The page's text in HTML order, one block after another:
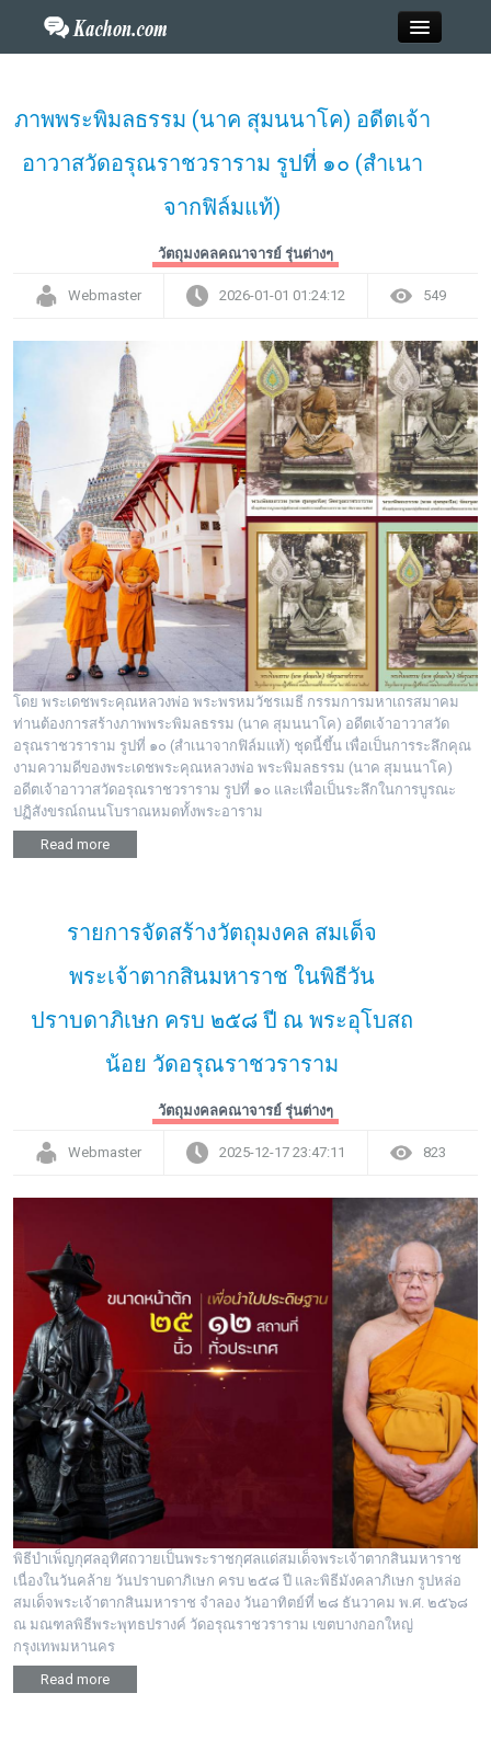
Home
กะฉ่อนพระเครื่อง
ไลฟ์สไตล์
สังคมออนไลน์
พระดอทกะฉ่อน
กะฉ่อนช้อปปิ้ง
ติดต่อ
ภาพพระพิมลธรรม (นาค สุมนนาโค) อดีตเจ้า
อาวาสวัดอรุณราชวราราม รูปที่ ๑๐ (สำเนา
จากฟิล์มแท้)
วัตถุมงคลคณาจารย์ รุ่นต่างๆ
Webmaster 2026-01-01 01:24:12 549
โดย พระเดชพระคุณหลวงพ่อ พระพรหมวัชรเมธี กรรมการมหาเถรสมาคม
ท่านต้องการสร้างภาพพระพิมลธรรม (นาค สุมนนาโค) อดีตเจ้าอาวาสวัด
อรุณราชวราราม รูปที่ ๑๐ (สำเนาจากฟิล์มแท้) ชุดนี้ขึ้น เพื่อเป็นการระลึกคุณ
งามความดีของพระเดชพระคุณหลวงพ่อ พระพิมลธรรม (นาค สุมนนาโค)
อดีตเจ้าอาวาสวัดอรุณราชวราราม รูปที่ ๑๐ และเพื่อเป็นระลึกในการบูรณะ
ปฏิสังขรณ์ถนนโบราณหมดทั้งพระอาราม
Read more
รายการจัดสร้างวัตถุมงคล สมเด็จ
พระเจ้าตากสินมหาราช ในพิธีวัน
ปราบดาภิเษก ครบ ๒๕๘ ปี ณ พระอุโบสถ
น้อย วัดอรุณราชวราราม
วัตถุมงคลคณาจารย์ รุ่นต่างๆ
Webmaster 2025-12-17 23:47:11 823
พิธีบำเพ็ญกุศลอุทิศถวายเป็นพระราชกุศลแด่สมเด็จพระเจ้าตากสินมหาราช
เนื่องในวันคล้าย วันปราบดาภิเษก ครบ ๒๕๘ ปี และพิธีมังคลาภิเษก รูปหล่อ
สมเด็จพระเจ้าตากสินมหาราช จำลอง วันอาทิตย์ที่ ๒๘ ธันวาคม พ.ศ. ๒๕๖๘
ณ มณฑลพิธีพระพุทธปรางค์ วัดอรุณราชวราราม เขตบางกอกใหญ่
กรุงเทพมหานคร
Read more